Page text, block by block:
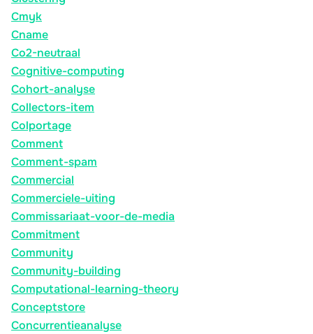
Cmyk
Cname
Co2-neutraal
Cognitive-computing
Cohort-analyse
Collectors-item
Colportage
Comment
Comment-spam
Commercial
Commerciele-uiting
Commissariaat-voor-de-media
Commitment
Community
Community-building
Computational-learning-theory
Conceptstore
Concurrentieanalyse